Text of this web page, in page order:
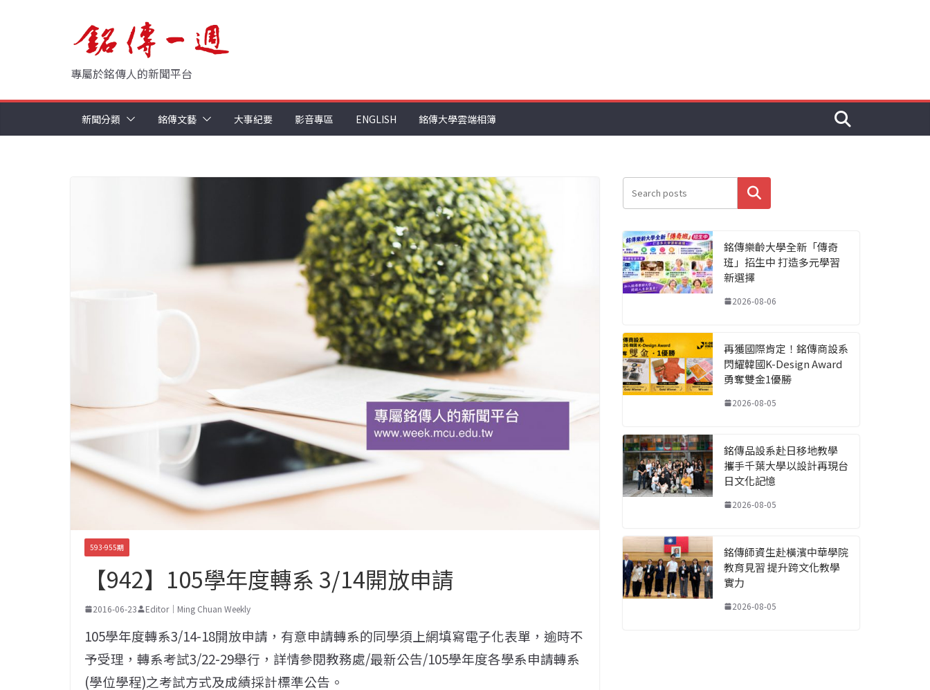
專屬於銘傳人的新聞平台
新聞分類 銘傳文藝 大事紀要 影音專區 ENGLISH 銘傳大學雲端相簿
593-955期
【942】105學年度轉系 3/14開放申請
2016-06-23 Editor｜Ming Chuan Weekly
105學年度轉系3/14-18開放申請，有意申請轉系的同學須上網填寫電子化表單，逾時不
予受理，轉系考試3/22-29舉行，詳情參閱教務處/最新公告/105學年度各學系申請轉系
(學位學程)之考試方式及成績採計標準公告。
搜尋
銘傳樂齡大學全新「傳奇
班」招生中 打造多元學習
新選擇
2026-08-06
再獲國際肯定！銘傳商設系
閃耀韓國K-Design Award
勇奪雙金1優勝
2026-08-05
銘傳品設系赴日移地教學
攜手千葉大學以設計再現台
日文化記憶
2026-08-05
銘傳師資生赴橫濱中華學院
教育見習 提升跨文化教學
實力
2026-08-05